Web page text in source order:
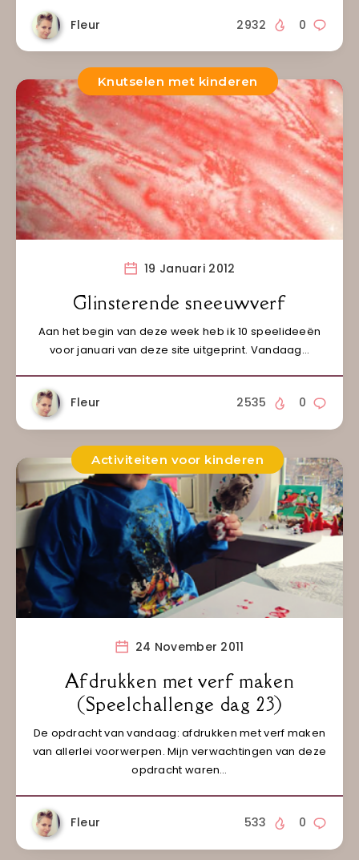
Fleur 0
2932
Knutselen met kinderen
19 Januari 2012
Glinsterende sneeuwverf
Aan het begin van deze week heb ik 10 speelideeën
voor januari van deze site uitgeprint. Vandaag…
Fleur 0
2535
Activiteiten voor kinderen
24 November 2011
Afdrukken met verf maken
(Speelchallenge dag 23)
De opdracht van vandaag: afdrukken met verf maken
van allerlei voorwerpen. Mijn verwachtingen van deze
opdracht waren…
Fleur 0
533